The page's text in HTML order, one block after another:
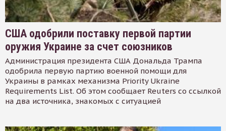
США одобрили поставку первой партии
оружия Украине за счет союзников
Администрация президента США Дональда Трампа
одобрила первую партию военной помощи для
Украины в рамках механизма Priority Ukraine
Requirements List. Об этом сообщает Reuters со ссылкой
на два источника, знакомых с ситуацией